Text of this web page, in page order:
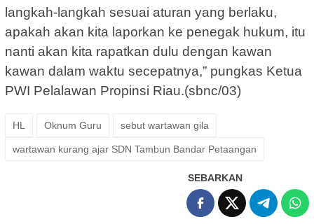
langkah-langkah sesuai aturan yang berlaku,
apakah akan kita laporkan ke penegak hukum, itu
nanti akan kita rapatkan dulu dengan kawan
kawan dalam waktu secepatnya,” pungkas Ketua
PWI Pelalawan Propinsi Riau.(sbnc/03)
HL Oknum Guru sebut wartawan gila
wartawan kurang ajar SDN Tambun Bandar Petaangan
SEBARKAN